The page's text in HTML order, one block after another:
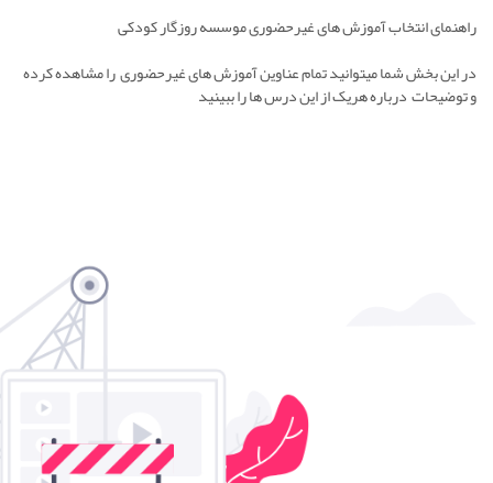
راهنمای انتخاب آموزش های غیرحضوری موسسه روزگار کودکی
در این بخش شما میتوانید تمام عناوین آموزش های غیرحضوری را مشاهده کرده
و توضیحات درباره هریک از این درس ها را ببینید